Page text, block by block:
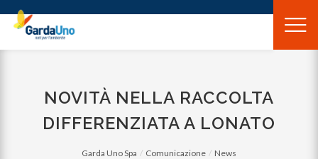
Gardauno
Spa
NOVITÀ NELLA RACCOLTA
DIFFERENZIATA A LONATO
Garda Uno Spa Comunicazione
News